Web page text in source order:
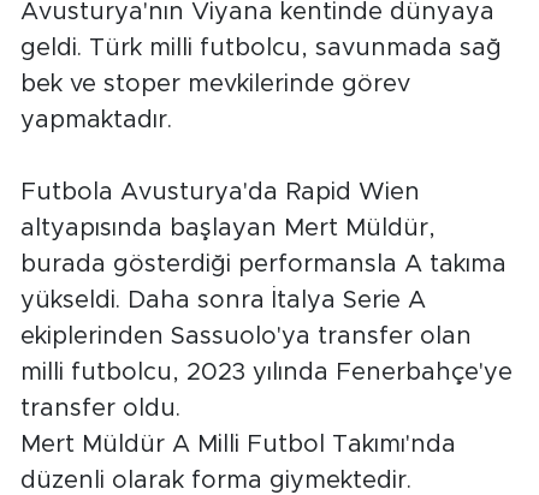
Avusturya'nın Viyana kentinde dünyaya
geldi. Türk milli futbolcu, savunmada sağ
bek ve stoper mevkilerinde görev
yapmaktadır.
Futbola Avusturya'da Rapid Wien
altyapısında başlayan Mert Müldür,
burada gösterdiği performansla A takıma
yükseldi. Daha sonra İtalya Serie A
ekiplerinden Sassuolo'ya transfer olan
milli futbolcu, 2023 yılında Fenerbahçe'ye
transfer oldu.
Mert Müldür A Milli Futbol Takımı'nda
düzenli olarak forma giymektedir.